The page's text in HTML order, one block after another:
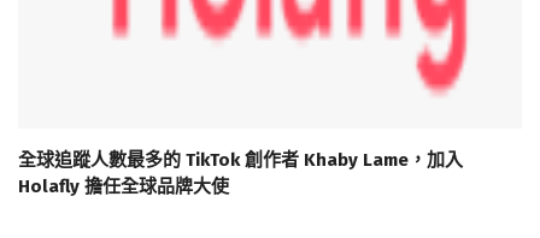
全球追蹤人數最多的 TikTok 創作者 Khaby Lame，加入
Holafly 擔任全球品牌大使